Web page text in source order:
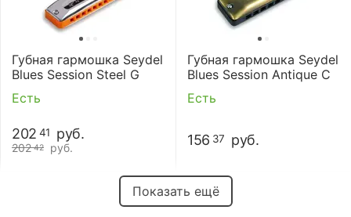
Губная гармошка Seydel
Blues Session Steel G
Есть
202 42 руб.
202 41 руб.
Губная гармошка Seydel
Blues Session Antique C
Есть
156 37 руб.
Показать ещё